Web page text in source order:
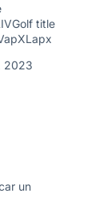
title
2023
un